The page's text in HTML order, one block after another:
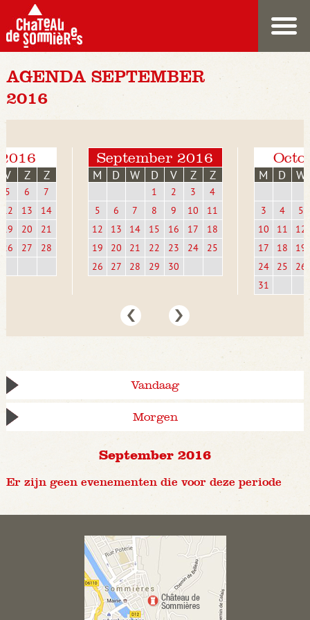
AGENDA SEPTEMBER
2016
V Z Z
5 6
7
12
13
14
19
20
21
26
27 28
September 2016
M D W D V Z Z
1 2 3
4
5
6 7 8 9 10
11
12
13 14 15 16 17
18
19
20 21 22 23 24
25
26
27 28 29 30
M D W
3 4
5
10
11
12
17
18
19
24
25
26
31
Vandaag
Morgen
September 2016
Er zijn geen evenementen die voor deze periode